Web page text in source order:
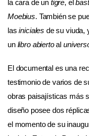
la cara de un tigre, el
Moebius. También se
lasiniciales de su viuda,
un libro abiertoal
El documental es una
testimonio de varios de
obras paisajísticas más
diseño posee dos
el momento de su